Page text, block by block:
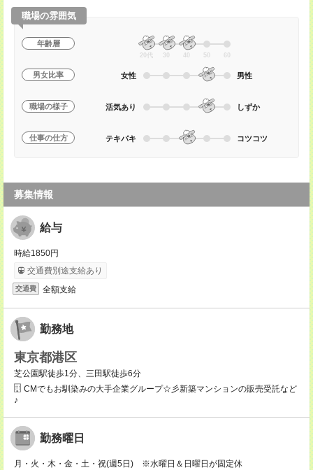
職場の雰囲気
年齢層
20代 30 40 50 60
男女比率 女性 男性
職場の様子 活気あり しずか
仕事の仕方 テキパキ コツコツ
募集情報
給与
時給1850円
交通費別途支給あり
交通費 全額支給
勤務地
東京都港区
芝公園駅徒歩1分、三田駅徒歩6分
CMでもお馴染みの大手企業グループ☆彡新築マンションの販売受託など
♪
勤務曜日
月・火・木・金・土・祝(週5日) ※水曜日＆日曜日が固定休